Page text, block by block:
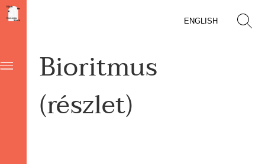
ENGLISH
Bioritmus
(részlet)